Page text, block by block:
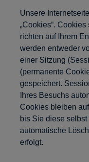
Unsere
„Cookies“.
richten auf Ihrem
werden entweder
einer Sitzung
(permanente
gespeichert.
Ihres Besuchs
Cookies bleiben
bis Sie diese
automatische
erfolgt.